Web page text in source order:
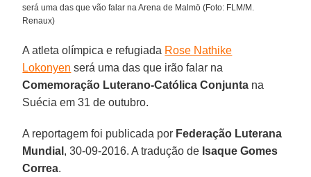
será uma das que vão falar na Arena de Malmö (Foto: FLM/M.
Renaux)
A atleta olímpica e refugiada Rose Nathike
Lokonyen será uma das que irão falar na
Comemoração Luterano-Católica Conjunta na
Suécia em 31 de outubro.
A reportagem foi publicada por Federação Luterana
Mundial , 30-09-2016. A tradução de Isaque Gomes
Correa.